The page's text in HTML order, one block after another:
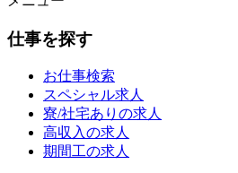
仕事を探す
お仕事検索
スペシャル求人
寮/社宅ありの求人
高収入の求人
期間工の求人